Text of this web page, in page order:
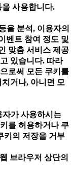
사용합니다.
을 분석, 이용자의
벤트 참여 정도 및
맞춤 서비스 제공
있습니다. 따라
로써 모든 쿠키를
거나, 아니면 모
가 사용하시는
를 허용하거나 쿠
키의 저장을 거부
브라우저 상단의